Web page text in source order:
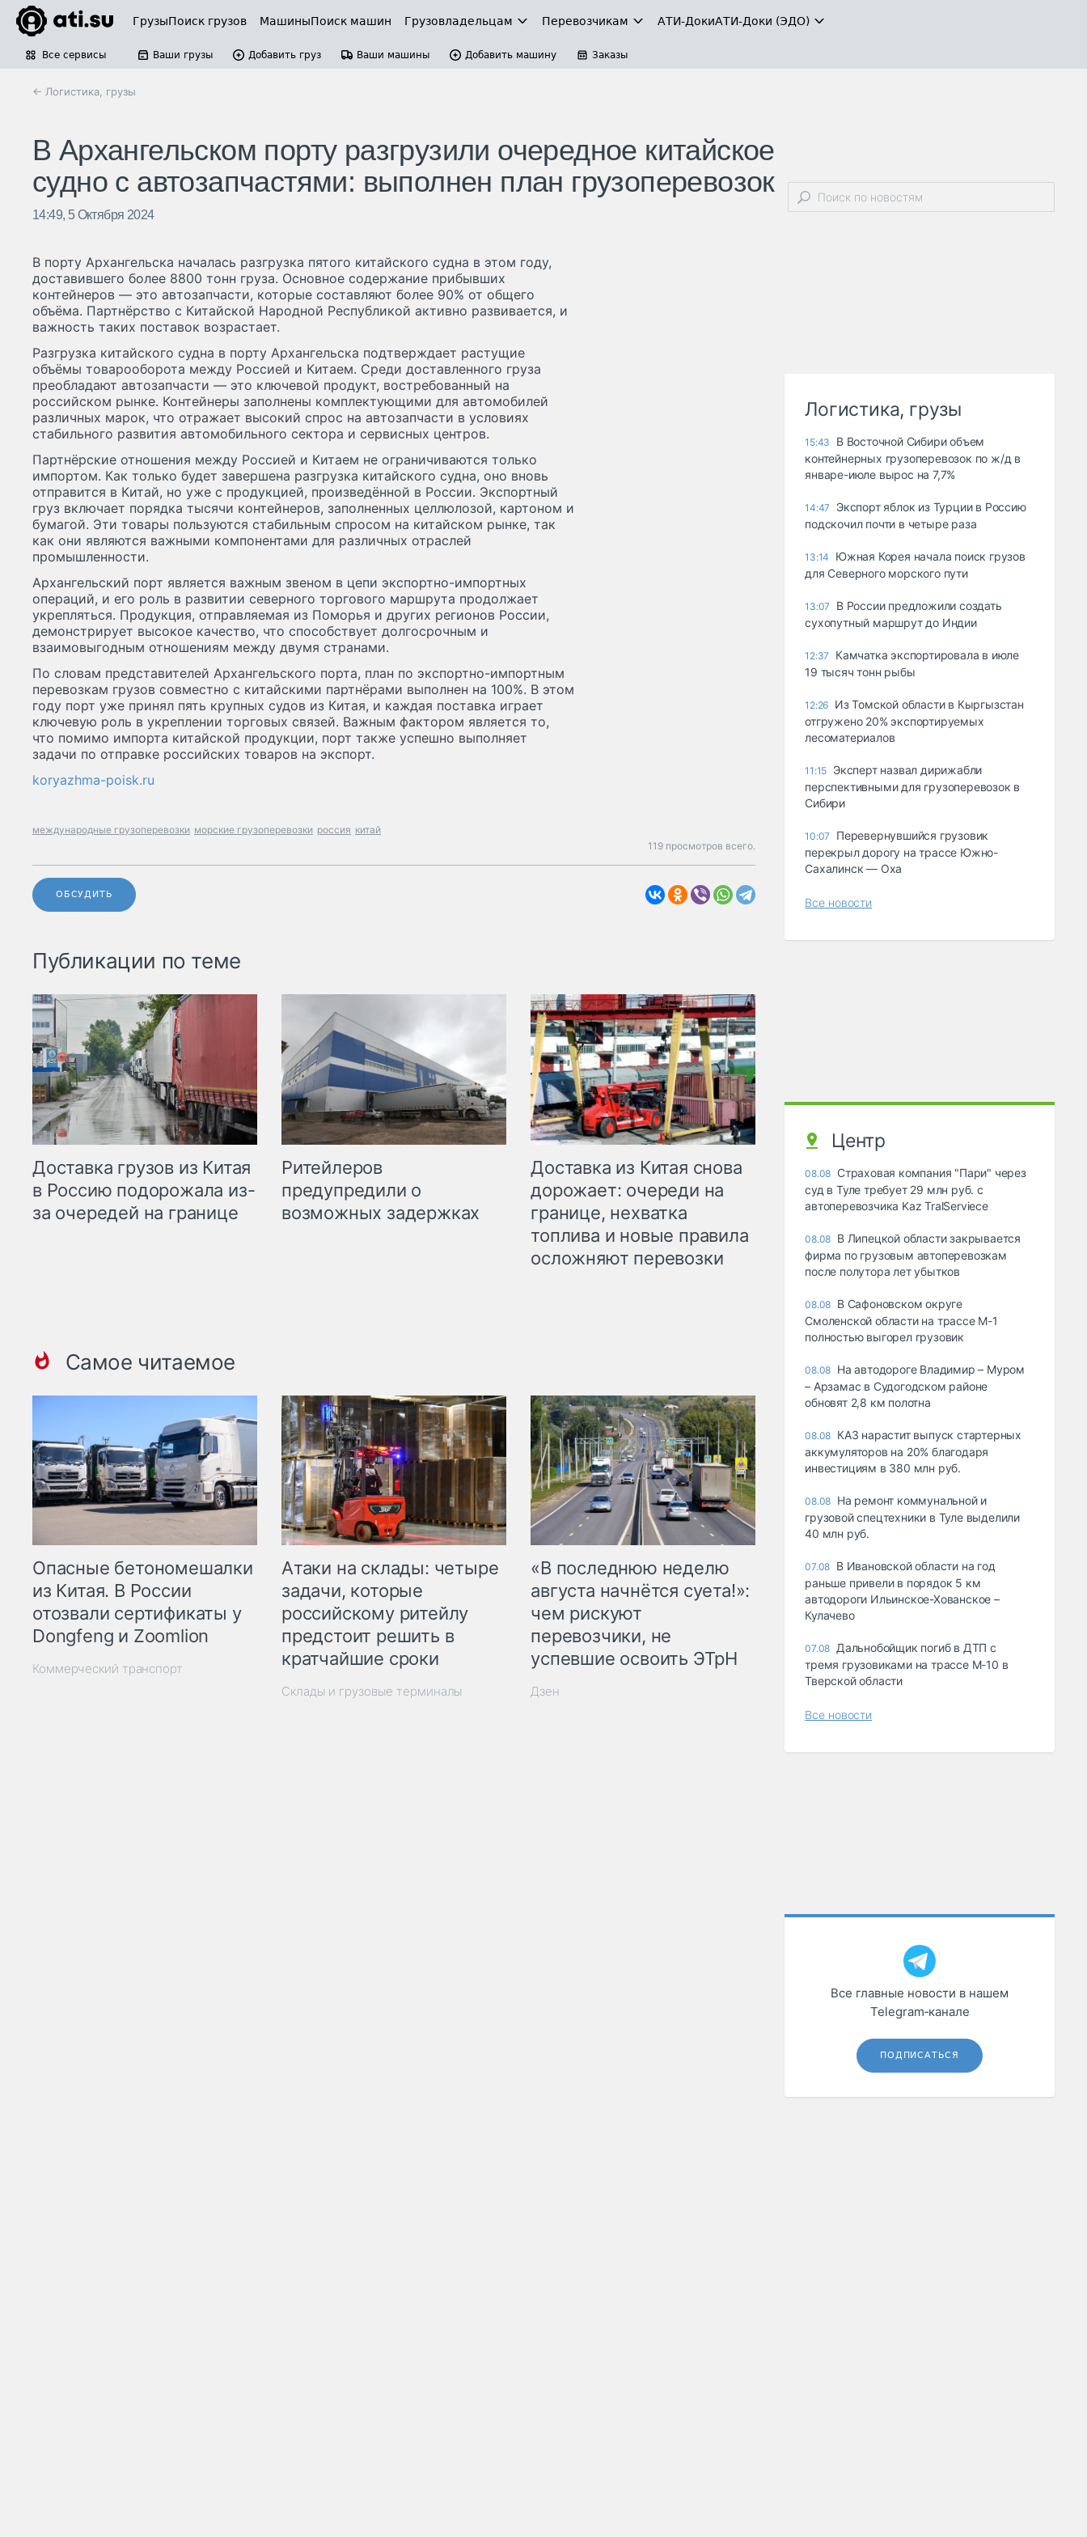
ГрузыПоиск грузов МашиныПоиск машин Грузовладельцам Перевозчикам АТИ-ДокиАТИ-Доки (ЭДО)
Все сервисы Ваши грузы Добавить груз Ваши машины Добавить машину Заказы
← Логистика, грузы
В Архангельском порту разгрузили очередное китайское
судно с автозапчастями: выполнен план грузоперевозок
14:49, 5 Октября 2024
В порту Архангельска началась разгрузка пятого китайского судна в этом году,
доставившего более 8800 тонн груза. Основное содержание прибывших
контейнеров — это автозапчасти, которые составляют более 90% от общего
объёма. Партнёрство с Китайской Народной Республикой активно развивается, и
важность таких поставок возрастает.
Разгрузка китайского судна в порту Архангельска подтверждает растущие
объёмы товарооборота между Россией и Китаем. Среди доставленного груза
преобладают автозапчасти — это ключевой продукт, востребованный на
российском рынке. Контейнеры заполнены комплектующими для автомобилей
различных марок, что отражает высокий спрос на автозапчасти в условиях
стабильного развития автомобильного сектора и сервисных центров.
Партнёрские отношения между Россией и Китаем не ограничиваются только
импортом. Как только будет завершена разгрузка китайского судна, оно вновь
отправится в Китай, но уже с продукцией, произведённой в России. Экспортный
груз включает порядка тысячи контейнеров, заполненных целлюлозой, картоном и
бумагой. Эти товары пользуются стабильным спросом на китайском рынке, так
как они являются важными компонентами для различных отраслей
промышленности.
Архангельский порт является важным звеном в цепи экспортно-импортных
операций, и его роль в развитии северного торгового маршрута продолжает
укрепляться. Продукция, отправляемая из Поморья и других регионов России,
демонстрирует высокое качество, что способствует долгосрочным и
взаимовыгодным отношениям между двумя странами.
По словам представителей Архангельского порта, план по экспортно-импортным
перевозкам грузов совместно с китайскими партнёрами выполнен на 100%. В этом
году порт уже принял пять крупных судов из Китая, и каждая поставка играет
ключевую роль в укреплении торговых связей. Важным фактором является то,
что помимо импорта китайской продукции, порт также успешно выполняет
задачи по отправке российских товаров на экспорт.
koryazhma-poisk.ru
международные грузоперевозки морские грузоперевозки россия китай
119 просмотров всего.
ОБСУДИТЬ
Публикации по теме
Доставка грузов из Китая
в Россию подорожала из-
за очередей на границе
Ритейлеров
предупредили о
возможных задержках
Доставка из Китая снова
дорожает: очереди на
границе, нехватка
топлива и новые правила
осложняют перевозки
Самое читаемое
Опасные бетономешалки
из Китая. В России
отозвали сертификаты у
Dongfeng и Zoomlion
Коммерческий транспорт
Атаки на склады: четыре
задачи, которые
российскому ритейлу
предстоит решить в
кратчайшие сроки
Склады и грузовые терминалы
«В последнюю неделю
августа начнётся суета!»:
чем рискуют
перевозчики, не
успевшие освоить ЭТрН
Дзен
Логистика, грузы
15:43
В Восточной Сибири объем
контейнерных грузоперевозок по ж/д в
январе-июле вырос на 7,7%
14:47
Экспорт яблок из Турции в Россию
подскочил почти в четыре раза
13:14
Южная Корея начала поиск грузов
для Северного морского пути
13:07
В России предложили создать
сухопутный маршрут до Индии
12:37
Камчатка экспортировала в июле
19 тысяч тонн рыбы
12:26 Из Томской области в Кыргызстан
отгружено 20% экспортируемых
лесоматериалов
11:15 Эксперт назвал дирижабли
перспективными для грузоперевозок в
Сибири
10:07
Перевернувшийся грузовик
перекрыл дорогу на трассе Южно-
Сахалинск — Оха
Все новости
Центр
08.08 Страховая компания "Пари" через
суд в Туле требует 29 млн руб. с
автоперевозчика Kaz TralServiece
08.08 В Липецкой области закрывается
фирма по грузовым автоперевозкам
после полутора лет убытков
08.08 В Сафоновском округе
Смоленской области на трассе М-1
полностью выгорел грузовик
08.08 На автодороге Владимир – Муром
– Арзамас в Судогодском районе
обновят 2,8 км полотна
08.08 КАЗ нарастит выпуск стартерных
аккумуляторов на 20% благодаря
инвестициям в 380 млн руб.
08.08 На ремонт коммунальной и
грузовой спецтехники в Туле выделили
40 млн руб.
07.08 В Ивановской области на год
раньше привели в порядок 5 км
автодороги Ильинское-Хованское –
Кулачево
07.08 Дальнобойщик погиб в ДТП с
тремя грузовиками на трассе М-10 в
Тверской области
Все новости
Все главные новости в нашем
Telegram‑канале
ПОДПИСАТЬСЯ